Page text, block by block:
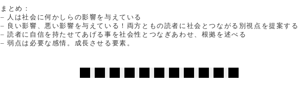
まとめ：
– 人は社会に何かしらの影響を与えている
– 良い影響、悪い影響を与えている！両方ともの読者に社会とつながる別視点を提案する
– 読者に自信を持たせてあげる事を社会性とつなぎあわせ、根拠を述べる
– 弱点は必要な感情。成長させる要素。